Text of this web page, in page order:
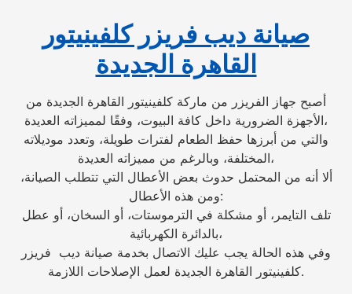
صيانة ديب فريزر كلفينيتور
القاهرة الجديدة
أصبح جهاز الفريزر من ماركة كلفينيتور القاهرة الجديدة من
الأجهزة الضرورية داخل كافة البيوت، وفقًا لمميزاته العديدة،
والتي من أبرزها حفظ الطعام لفترات طويلة، وتعدد موديلاته
المختلفة، وبالرغم من مميزاته العديدة،
ألا أنه من المحتمل حدوث بعض الأعطال التي تتطلب الصيانة،
ومن هذه الأعطال:
تلف التايمر، أو مشكلة في الترموستات، أو السخان، أو عطل
بالدائرة الكهربائية،
وفي هذه الحالة يجب عليك الاتصال بخدمة صيانة ديب فريزر
كلفينيتور القاهرة الجديدة لعمل الإصلاحات اللازمة.